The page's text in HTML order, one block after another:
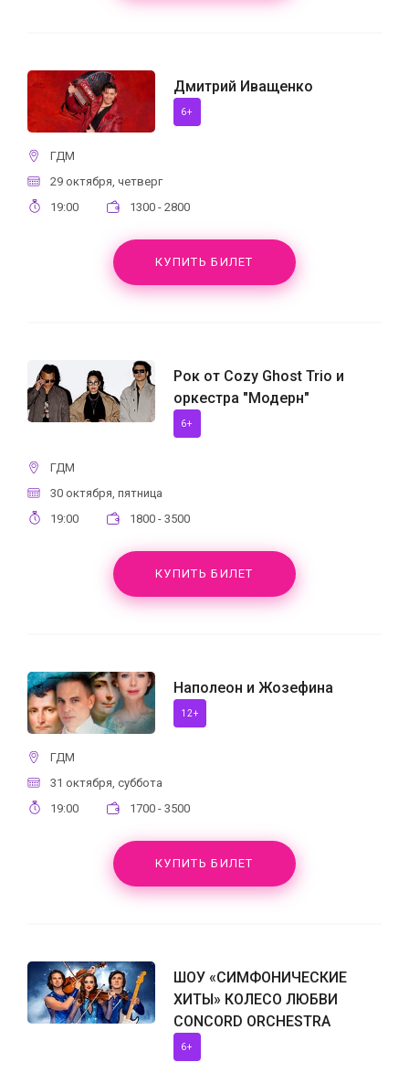
Дмитрий Иващенко
6+
ГДМ
29 октября, четверг
19:00
1300 - 2800
КУПИТЬ БИЛЕТ
Рок от Cozy Ghost Trio и
оркестра "Модерн"
6+
ГДМ
30 октября, пятница
19:00
1800 - 3500
КУПИТЬ БИЛЕТ
Наполеон и Жозефина
12+
ГДМ
31 октября, суббота
19:00
1700 - 3500
КУПИТЬ БИЛЕТ
ШОУ «СИМФОНИЧЕСКИЕ
ХИТЫ» КОЛЕСО ЛЮБВИ
CONCORD ORCHESTRA
6+